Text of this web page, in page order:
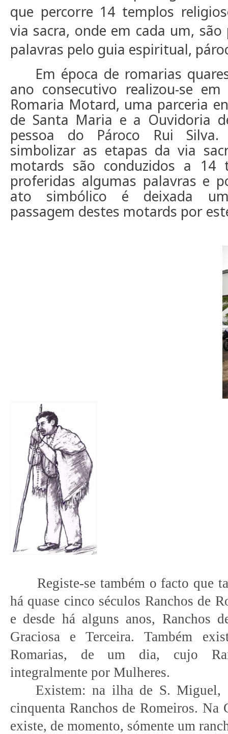
que percorre 14 templos
via sacra, onde em cada um,
palavras pelo guia espiritual,
Em época de romarias
ano consecutivo realizou-se
Romaria Motard, uma parceria
de Santa Maria e a Ouvidoria
pessoa do Pároco Rui
simbolizar as etapas da via
motards são conduzidos a 14
proferidas algumas palavras e
ato simbólico é deixada
passagem destes motards por
Registe-se também o facto que
há quase cinco séculos Ranchos de
e desde há alguns anos, Ranchos
Graciosa e Terceira. Também
Romarias, de um dia, cujo
integralmente por Mulheres.
Existem: na ilha de S. Miguel,
cinquenta Ranchos de Romeiros. Na
existe, de momento, sómente um